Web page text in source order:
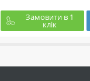
Замовити в 1
клік